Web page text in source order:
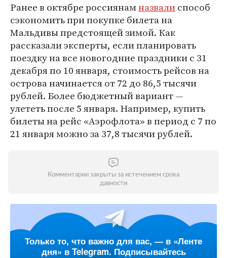
Ранее в октябре россиянамназвалиспособ
сэкономить при покупке билета на
Мальдивы предстоящей зимой. Как
рассказали эксперты, если планировать
поездку на все новогодние праздники с 31
декабря по 10 января, стоимость рейсов на
острова начинается от 72 до 86,5 тысячи
рублей. Более бюджетный вариант —
улететь после 5 января. Например, купить
билеты на рейс «Аэрофлота» в период с 7 по
21 января можно за 37,8 тысячи рублей.
Комментарии закрыты за истечением срока
давности
Только то, что важно для вас, — в «Ленте
дня» в Telegram. Подписывайтесь